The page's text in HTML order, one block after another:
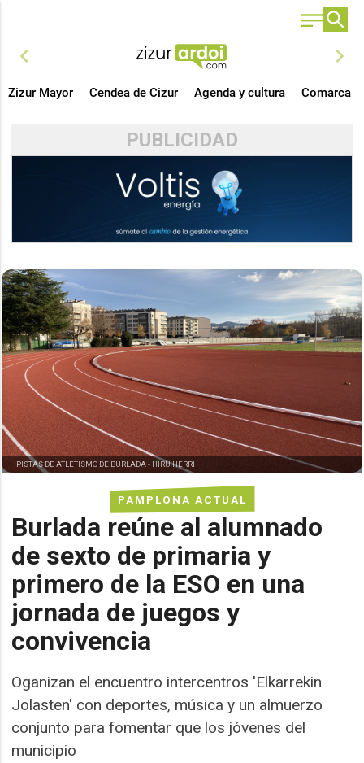
chevron_left chevron_right
Zizur Mayor Cendea de Cizur Agenda y cultura Comarca
PUBLICIDAD
PAMPLONA ACTUAL
Burlada reúne al alumnado
de sexto de primaria y
primero de la ESO en una
jornada de juegos y
convivencia
Oganizan el encuentro intercentros 'Elkarrekin
Jolasten' con deportes, música y un almuerzo
conjunto para fomentar que los jóvenes del
municipio
PISTAS DE ATLETISMO DE BURLADA - HIRU HERRI